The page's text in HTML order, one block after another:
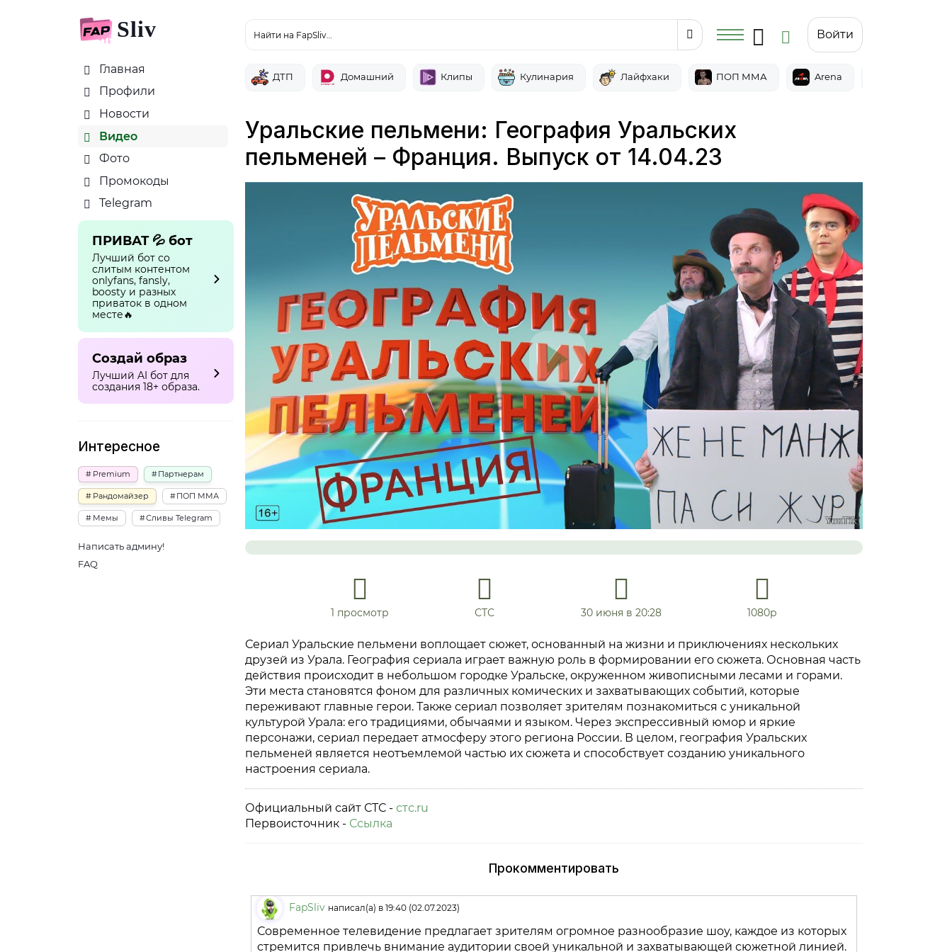
Sliv
Главная
Профили
Новости
Видео
Фото
Промокоды
Telegram
ПРИВАТ 💦 бот
Лучший бот со
слитым контентом
onlyfans, fansly,
boosty и разных
приваток в одном
месте🔥
Создай образ
Лучший AI бот для
создания 18+ образа.
Интересное
Premium Партнерам
Рандомайзер ПОП ММА
Мемы Сливы Telegram
Написать админу!
FAQ
Найти на FapSliv… Войти
ДТП Домашний Клипы Кулинария Лайфхаки ПОП ММА Arena
Уральские пельмени: География Уральских
пельменей – Франция. Выпуск от 14.04.23
1 просмотр СТС 30 июня в 20:28 1080р
Сериал Уральские пельмени воплощает сюжет, основанный на жизни и приключениях нескольких
друзей из Урала. География сериала играет важную роль в формировании его сюжета. Основная часть
действия происходит в небольшом городке Уральске, окруженном живописными лесами и горами.
Эти места становятся фоном для различных комических и захватывающих событий, которые
переживают главные герои. Также сериал позволяет зрителям познакомиться с уникальной
культурой Урала: его традициями, обычаями и языком. Через экспрессивный юмор и яркие
персонажи, сериал передает атмосферу этого региона России. В целом, география Уральских
пельменей является неотъемлемой частью их сюжета и способствует созданию уникального
настроения сериала.
Официальный сайт СТС - стс.ru
Первоисточник - Ссылка
Прокомментировать
FapSliv написал(а) в 19:40 (02.07.2023)
Современное телевидение предлагает зрителям огромное разнообразие шоу, каждое из которых
стремится привлечь внимание аудитории своей уникальной и захватывающей сюжетной линией.